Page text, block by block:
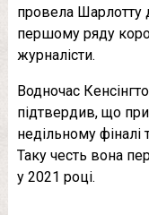
провела Шарлотту
першому ряду
журналісти.
Водночас
підтвердив, що
недільному
Таку честь вона
у 2021 році.